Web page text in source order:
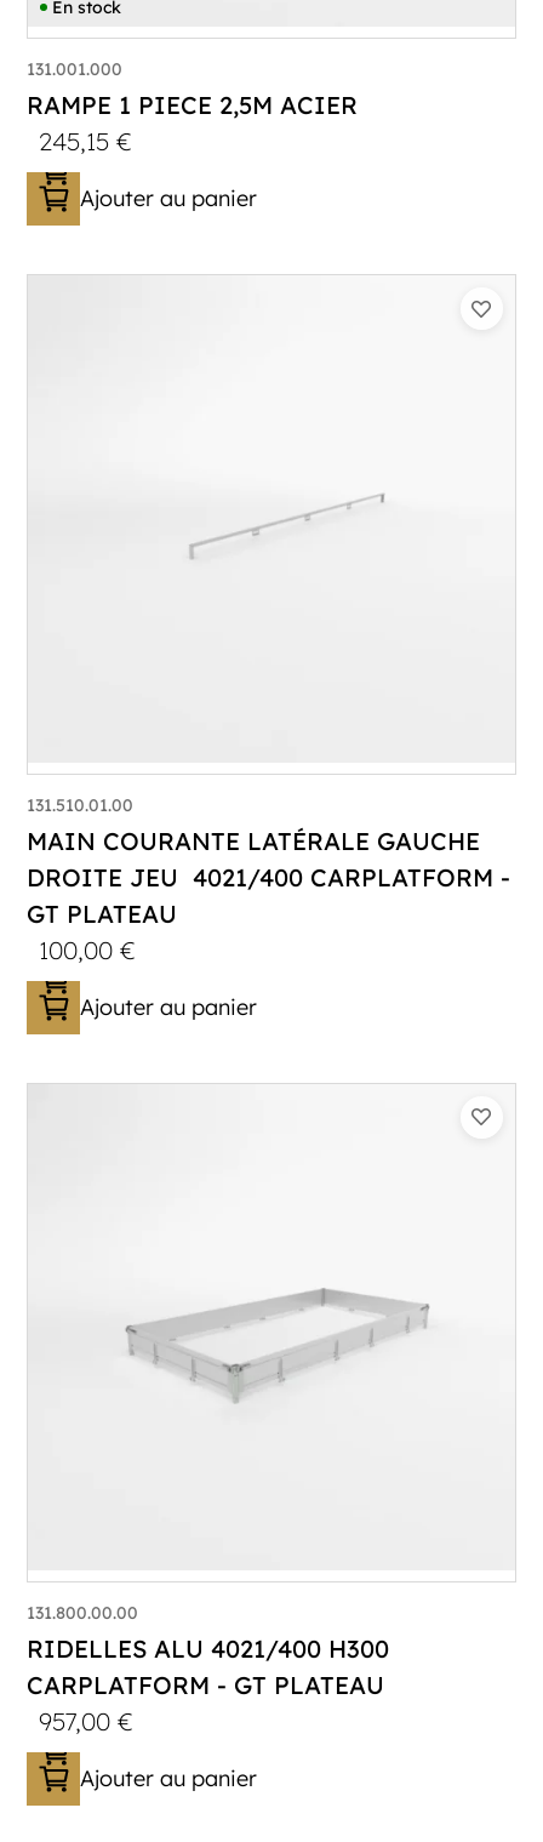
En stock
131.001.000
RAMPE 1 PIECE 2,5M ACIER
245,15€
Ajouter au panier
131.510.01.00
MAIN COURANTE LATÉRALE GAUCHE
DROITE JEU 4021/400 CARPLATFORM -
GT PLATEAU
100,00€
Ajouter au panier
131.800.00.00
RIDELLES ALU 4021/400 H300
CARPLATFORM - GT PLATEAU
957,00€
Ajouter au panier